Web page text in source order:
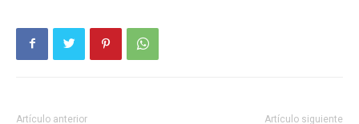
Artículo anterior Artículo siguiente